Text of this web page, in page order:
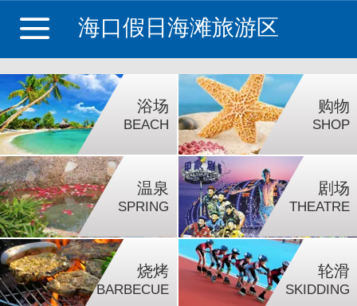
海口假日海滩旅游区
浴场
BEACH
购物
SHOP
温泉
SPRING
剧场
THEATRE
烧烤
BARBECUE
轮滑
SKIDDING